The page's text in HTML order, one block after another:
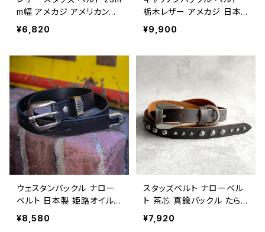
m幅 アメカジ アメリカン雑
貨 革 バイカー / LEATHER
STUDED BELT 25mm BIK
¥6,820
栃木レザー アメカジ 日本
製 40mm / TOCHIGI LEA
THER BELT 40mm AMER
apan 【F031】
¥9,900
ウェスタンバックル ナロー
ベルト 日本製 姫路オイルレ
ザー 25mm アメカジ バイ
カー / WESTERN BELT m
¥8,580
スタッズベルト ナローベル
ト 茶芯 真鍮バックル たら
せるベルト ロングベルト 日
本製 アメカジ バイカー / S
¥7,920